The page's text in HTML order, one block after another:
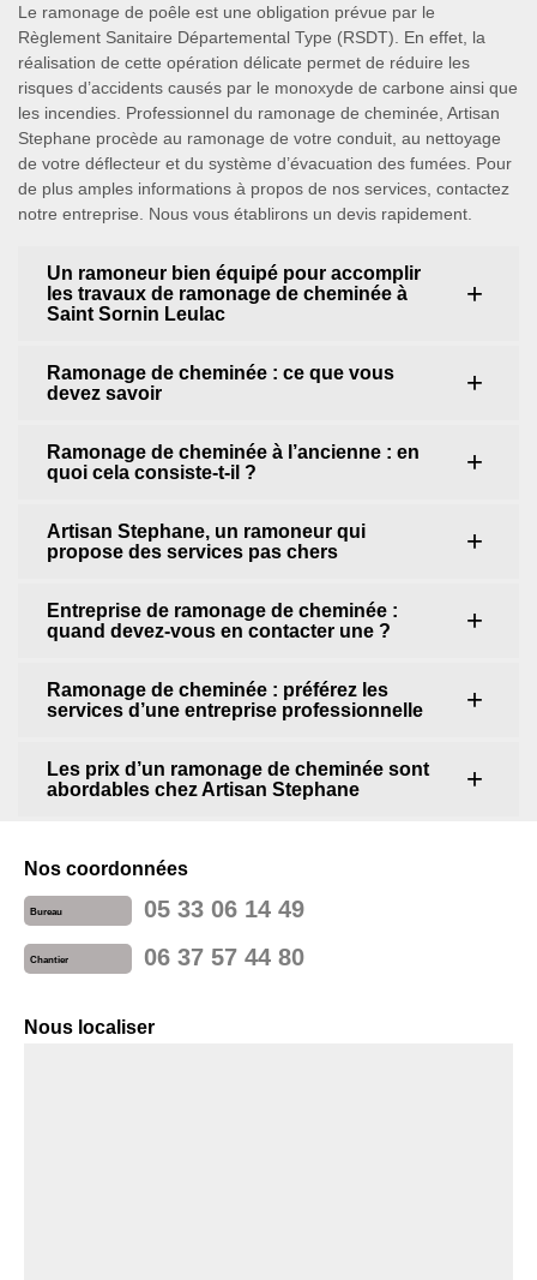
Le ramonage de poêle est une obligation prévue par le
Règlement Sanitaire Départemental Type (RSDT). En effet, la
réalisation de cette opération délicate permet de réduire les
risques d’accidents causés par le monoxyde de carbone ainsi que
les incendies. Professionnel du ramonage de cheminée, Artisan
Stephane procède au ramonage de votre conduit, au nettoyage
de votre déflecteur et du système d’évacuation des fumées. Pour
de plus amples informations à propos de nos services, contactez
notre entreprise. Nous vous établirons un devis rapidement.
Un ramoneur bien équipé pour accomplir
les travaux de ramonage de cheminée à
Saint Sornin Leulac
Ramonage de cheminée : ce que vous
devez savoir
Ramonage de cheminée à l’ancienne : en
quoi cela consiste-t-il ?
Artisan Stephane, un ramoneur qui
propose des services pas chers
Entreprise de ramonage de cheminée :
quand devez-vous en contacter une ?
Ramonage de cheminée : préférez les
services d’une entreprise professionnelle
Les prix d’un ramonage de cheminée sont
abordables chez Artisan Stephane
Nos coordonnées
Bureau 05 33 06 14 49
Chantier 06 37 57 44 80
Nous localiser